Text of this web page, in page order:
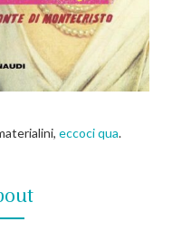
eccoci qua.